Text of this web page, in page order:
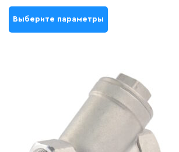
Выберите параметры